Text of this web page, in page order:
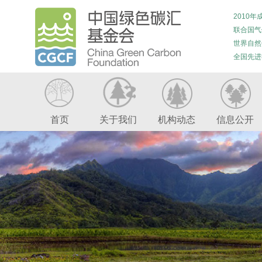
2010年
联合国
世界自
全国先
首页 关于我们 机构动态 信息公开